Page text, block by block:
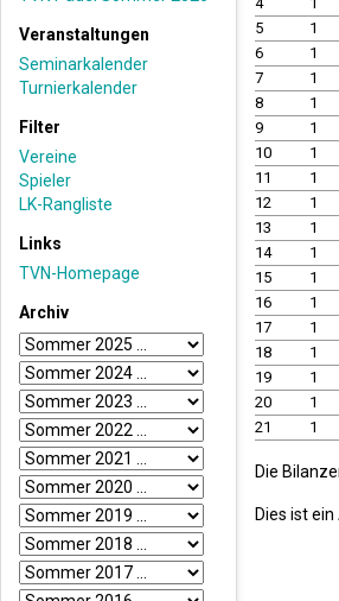
Veranstaltungen
Seminarkalender
Turnierkalender
Filter
Vereine
Spieler
LK-Rangliste
Links
TVN-Homepage
Archiv
5
1
6
1
7
1
8
1
9
1
10
1
11
1
12
1
13
1
14
1
15
1
16
1
17
1
18
1
19
1
20
1
21
1
Die
Dies ist